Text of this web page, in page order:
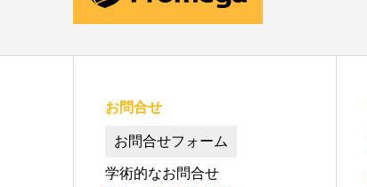
お問合せ
お問合せフォーム
学術的なお問合せ